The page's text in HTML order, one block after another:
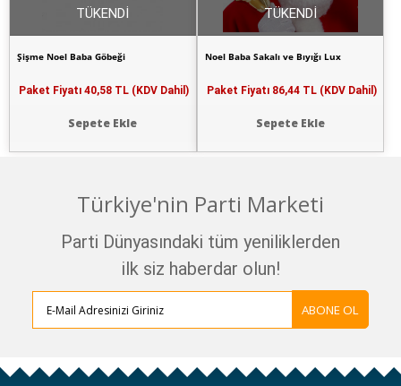
Şişme Noel Baba Göbeği
Paket Fiyatı 40,58 TL (KDV Dahil)
Sepete Ekle
TÜKENDİ
Noel Baba Sakalı ve Bıyığı Lux
Paket Fiyatı 86,44 TL (KDV Dahil)
Sepete Ekle
TÜKENDİ
Türkiye'nin Parti Marketi
Parti Dünyasındaki tüm yeniliklerden
ilk siz haberdar olun!
ABONE OL